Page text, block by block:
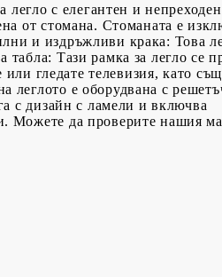
легло с елегантен и
от стомана. Стоманата е
и издръжливи крака: Това
Тази рамка за легло се
или гледате телевизия, като
леглото е оборудвана с
с дизайн с ламели и включва
Можете да проверите нашия